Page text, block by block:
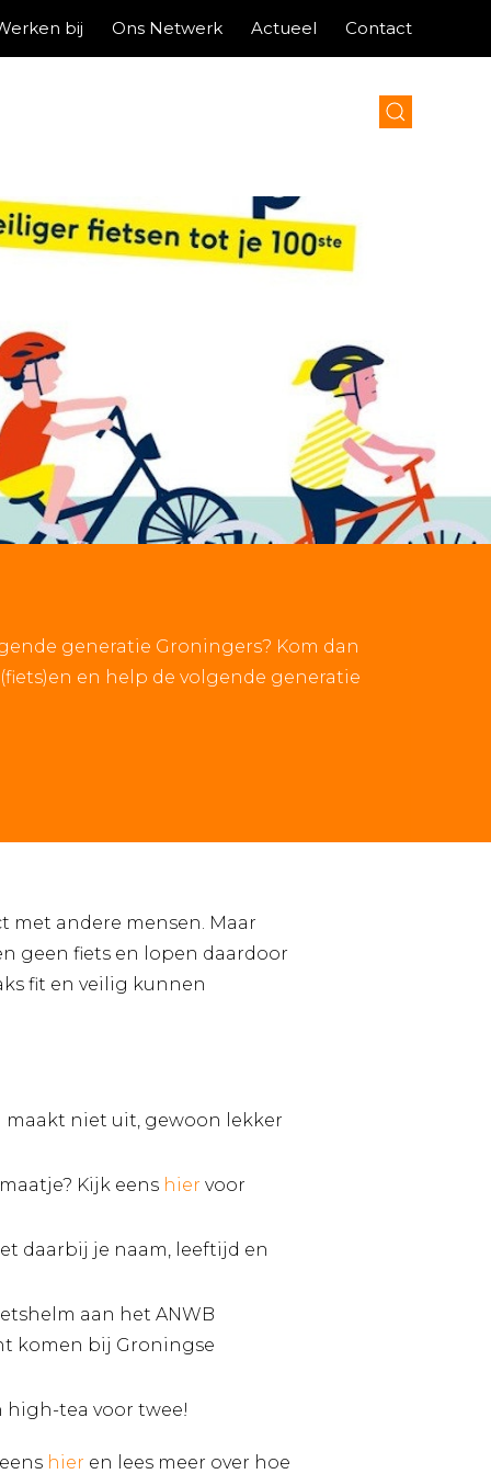
bij Ons Netwerk Actueel Contact
generatie Groningers? Kom dan
en help de volgende generatie
met andere mensen. Maar
geen fiets en lopen daardoor
fit en veilig kunnen
niet uit, gewoon lekker
Kijk eens hier voor
daarbij je naam, leeftijd en
aan het ANWB
komen bij Groningse
high-tea voor twee!
hier en lees meer over hoe